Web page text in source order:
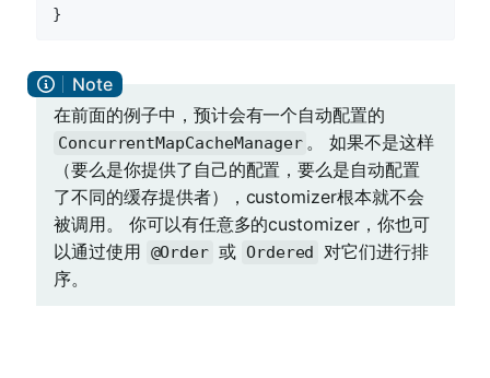
在前面的例子中，预计会有一个自动配置的
ConcurrentMapCacheManager 。 如果不是这样
（要么是你提供了自己的配置，要么是自动配置
了不同的缓存提供者），customizer根本就不会
被调用。 你可以有任意多的customizer，你也可
以通过使用 @Order 或 Ordered
对它们进行排
序。